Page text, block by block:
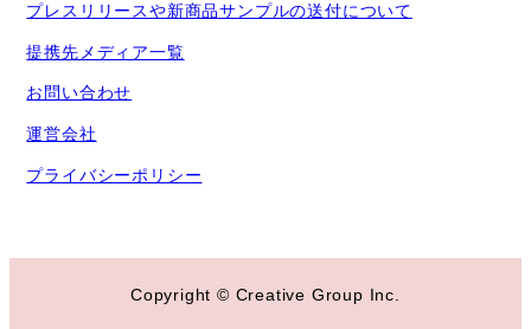
プレスリリースや新商品サンプルの送付について
提携先メディア一覧
お問い合わせ
運営会社
プライバシーポリシー
Copyright © Creative Group Inc.